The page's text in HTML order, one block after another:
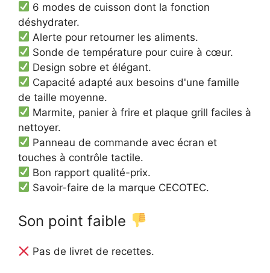
6 modes de cuisson dont la fonction
déshydrater.
Alerte pour retourner les aliments.
Sonde de température pour cuire à cœur.
Design sobre et élégant.
Capacité adapté aux besoins d'une famille
de taille moyenne.
Marmite, panier à frire et plaque grill faciles à
nettoyer.
Panneau de commande avec écran et
touches à contrôle tactile.
Bon rapport qualité-prix.
Savoir-faire de la marque CECOTEC.
Son point faible
Pas de livret de recettes.